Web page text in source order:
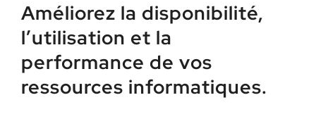
Ressources
Insights TI
Améliorez la disponibilité,
l’utilisation et la
performance de vos
ressources informatiques.